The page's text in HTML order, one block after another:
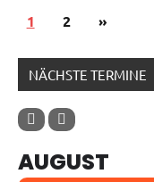
Allgemein
der
Beiträge
1 2
Nächste
»
NÄCHSTE TERMINE
AUGUST